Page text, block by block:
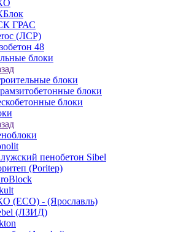
ГРАС
(ЛСР)
48
блоки
блоки
блоки
блоки
пенобетон Sibel
(Poritep)
(ECO) - (Ярославль)
(ЛЗИД)